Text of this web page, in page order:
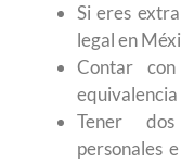
Si eres
legal en
Contar
Tener
personales